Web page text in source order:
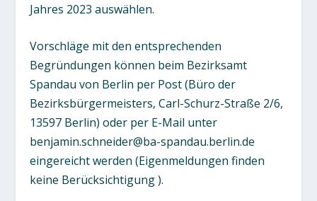
Jahres 2023 auswählen.
Vorschläge mit den entsprechenden
Begründungen können beim Bezirksamt
Spandau von Berlin per Post (Büro der
Bezirksbürgermeisters, Carl-Schurz-Straße 2/6,
13597 Berlin) oder per E-Mail unter
benjamin.schneider@ba-spandau.berlin.de
eingereicht werden (Eigenmeldungen finden
keine Berücksichtigung ).